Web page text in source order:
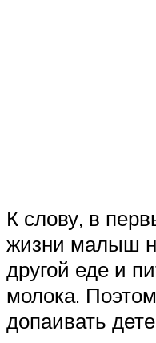
К слову, в
жизни малыш
другой еде и
молока.
допаивать